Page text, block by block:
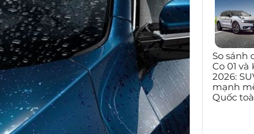
So sánh
Co 01
2026:
mạnh
Quốc